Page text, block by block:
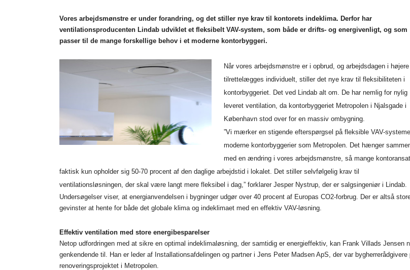
Vores arbejdsmønstre er under forandring, og det stiller nye krav til kontorets indeklima. Derfor har
ventilationsproducenten Lindab udviklet et fleksibelt VAV-system, som både er drifts- og energivenligt, og som
passer til de mange forskellige behov i et moderne kontorbyggeri.
Når vores arbejdsmønstre er i opbrud, og arbejdsdagen i højere
tilrettelægges individuelt, stiller det nye krav til fleksibiliteten i
kontorbyggeriet. Det ved Lindab alt om. De har nemlig for nylig
leveret ventilation, da kontorbyggeriet Metropolen i Njalsgade i
København stod over for en massiv ombygning.
”Vi mærker en stigende efterspørgsel på fleksible VAV-
moderne kontorbyggerier som Metropolen. Det hænger
med en ændring i vores arbejdsmønstre, så mange
faktisk kun opholder sig 50-70 procent af den daglige arbejdstid i lokalet. Det stiller selvfølgelig krav til
ventilationsløsningen, der skal være langt mere fleksibel i dag,” forklarer Jesper Nystrup, der er salgsingeniør i Lindab.
Undersøgelser viser, at energianvendelsen i bygninger udgør over 40 procent af Europas CO2-forbrug. Der er altså
gevinster at hente for både det globale klima og indeklimaet med en effektiv VAV-løsning.
Effektiv ventilation med store energibesparelser
Netop udfordringen med at sikre en optimal indeklimaløsning, der samtidig er energieffektiv, kan Frank Villads Jensen
genkendende til. Han er leder af Installationsafdelingen og partner i Jens Peter Madsen ApS, der var bygherrerådgivere
renoveringsprojektet i Metropolen.